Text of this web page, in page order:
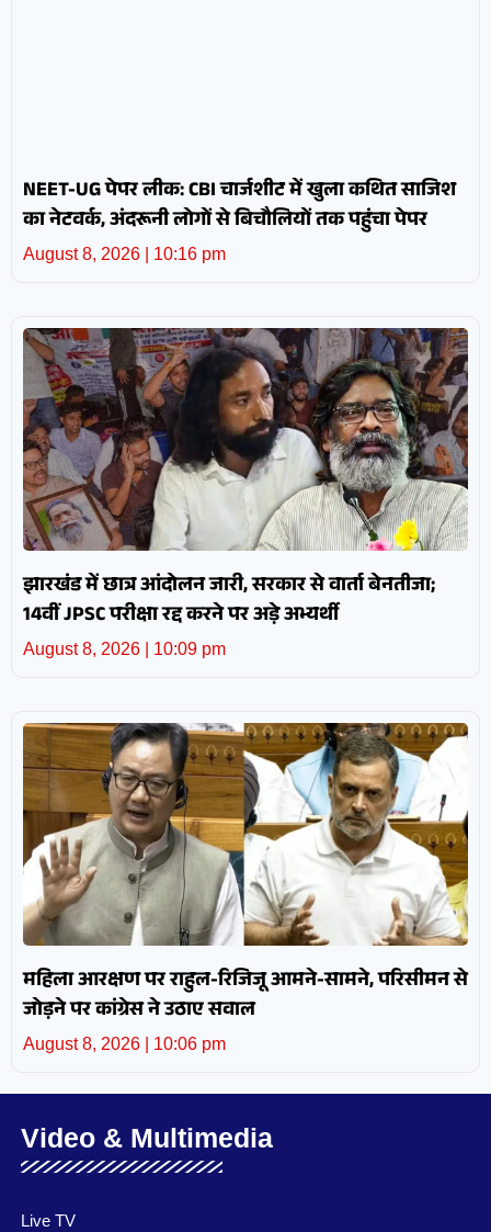
NEET-UG पेपर लीक: CBI चार्जशीट में खुला कथित साजिश
का नेटवर्क, अंदरूनी लोगों से बिचौलियों तक पहुंचा पेपर
August 8, 2026 10:16 pm
झारखंड में छात्र आंदोलन जारी, सरकार से वार्ता बेनतीजा;
14वीं JPSC परीक्षा रद्द करने पर अड़े अभ्यर्थी
August 8, 2026 10:09 pm
महिला आरक्षण पर राहुल-रिजिजू आमने-सामने, परिसीमन से
जोड़ने पर कांग्रेस ने उठाए सवाल
August 8, 2026 10:06 pm
Video & Multimedia
Live TV